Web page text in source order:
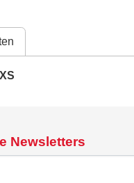
Newsletters